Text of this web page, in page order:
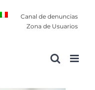
Canal de denuncias
Zona de Usuarios